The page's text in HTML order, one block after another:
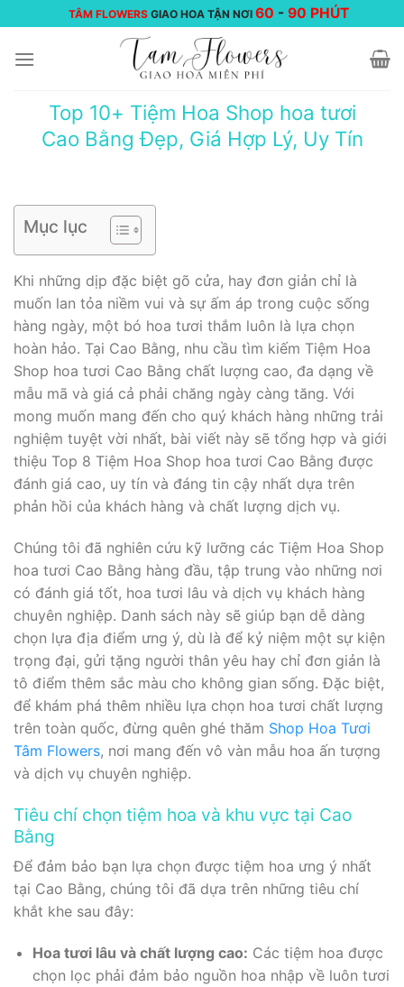
đến
nội
TÂM FLOWERS GIAO HOA TẬN NƠI 60 -90 PHÚT
Top 10+ Tiệm Hoa Shop hoa tươi
Cao Bằng Đẹp, Giá Hợp Lý, Uy Tín
Mục lục
Khi những dịp đặc biệt gõ cửa, hay đơn giản chỉ là
muốn lan tỏa niềm vui và sự ấm áp trong cuộc sống
hàng ngày, một bó hoa tươi thắm luôn là lựa chọn
hoàn hảo. Tại Cao Bằng, nhu cầu tìm kiếm Tiệm Hoa
Shop hoa tươi Cao Bằng chất lượng cao, đa dạng về
mẫu mã và giá cả phải chăng ngày càng tăng. Với
mong muốn mang đến cho quý khách hàng những trải
nghiệm tuyệt vời nhất, bài viết này sẽ tổng hợp và giới
thiệu Top 8 Tiệm Hoa Shop hoa tươi Cao Bằng được
đánh giá cao, uy tín và đáng tin cậy nhất dựa trên
phản hồi của khách hàng và chất lượng dịch vụ.
Chúng tôi đã nghiên cứu kỹ lưỡng các Tiệm Hoa Shop
hoa tươi Cao Bằng hàng đầu, tập trung vào những nơi
có đánh giá tốt, hoa tươi lâu và dịch vụ khách hàng
chuyên nghiệp. Danh sách này sẽ giúp bạn dễ dàng
chọn lựa địa điểm ưng ý, dù là để kỷ niệm một sự kiện
trọng đại, gửi tặng người thân yêu hay chỉ đơn giản là
tô điểm thêm sắc màu cho không gian sống. Đặc biệt,
để khám phá thêm nhiều lựa chọn hoa tươi chất lượng
trên toàn quốc, đừng quên ghé thăm Shop Hoa Tươi
Tâm Flowers, nơi mang đến vô vàn mẫu hoa ấn tượng
và dịch vụ chuyên nghiệp.
Tiêu chí chọn tiệm hoa và khu vực tại Cao
Bằng
Để đảm bảo bạn lựa chọn được tiệm hoa ưng ý nhất
tại Cao Bằng, chúng tôi đã dựa trên những tiêu chí
khắt khe sau đây:
Hoa tươi lâu và chất lượng cao: Các tiệm hoa được
chọn lọc phải đảm bảo nguồn hoa nhập về luôn tươi